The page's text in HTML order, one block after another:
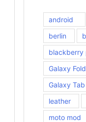
android
berlin
blackberry
Galaxy Fold
Galaxy
leather
moto mod